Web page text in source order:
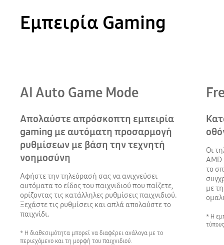
Εμπειρία Gaming
AI Auto Game Mode
Απολαύστε απρόσκοπτη εμπειρία
gaming με αυτόματη προσαρμογή
ρυθμίσεων με βάση την τεχνητή
νοημοσύνη
Αφήστε την τηλεόρασή σας να ανιχνεύσει
αυτόματα το είδος του παιχνιδιού που παίζετε,
ορίζοντας τις κατάλληλες ρυθμίσεις παιχνιδιού.
Ξεχάστε τις ρυθμίσεις και απλά απολαύστε το
παιχνίδι.
* Η διαθεσιμότητα μπορεί να διαφέρει ανάλογα με το
περιεχόμενο και τη μορφή του παιχνιδιού.
Οι
AMD
το
με
* Η